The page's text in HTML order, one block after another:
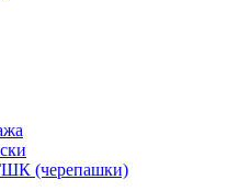
(черепашки)